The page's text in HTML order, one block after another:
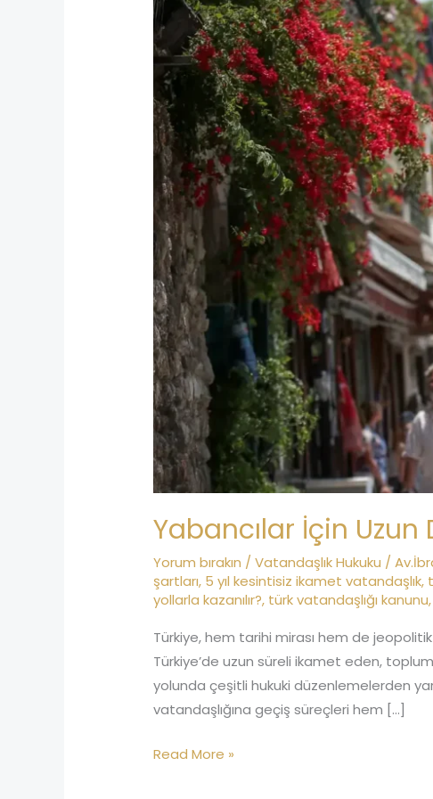
Yabancılar İçin
Yorum bırakın /Vatandaşlık Hukuku /
şartları, 5 yıl kesintisiz ikamet vatandaşlık,
yollarla kazanılır?, türk vatandaşlığı kanunu,
Türkiye, hem tarihi mirası hem de
Türkiye’de uzun süreli ikamet eden,
yolunda çeşitli hukuki düzenlemelerden
vatandaşlığına geçiş süreçleri hem […]
Yabancılar
İçin
Uzun
Dönem
İkamet
ve
Türk
Vatandaşlığı
2026
Read More »